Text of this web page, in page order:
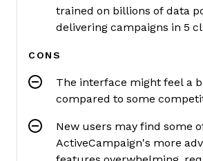
trained on billions of data
delivering campaigns in 5
CONS
The interface might feel a
compared to some
New users may find some
ActiveCampaign's more